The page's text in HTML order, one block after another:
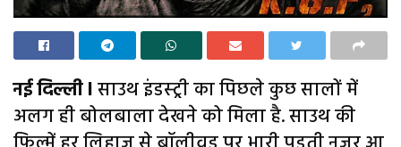
नई दिल्ली lसाउथ इंडस्ट्री का पिछले कुछ सालों में
अलग ही बोलबाला देखने को मिला है. साउथ की